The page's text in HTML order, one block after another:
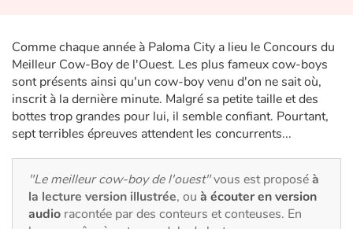
Écologie, nature, saisons
Les animaux
Voyage, épopée, enquête, aventure
Autour du monde
Apprentissage
Comme chaque année à Paloma City a lieu le Concours du
Meilleur Cow-Boy de l'Ouest. Les plus fameux cow-boys
sont présents ainsi qu'un cow-boy venu d'on ne sait où,
inscrit à la dernière minute. Malgré sa petite taille et des
bottes trop grandes pour lui, il semble confiant. Pourtant,
sept terribles épreuves attendent les concurrents...
"Le meilleur cow-boy de l'ouest"vous est proposéà
la lecture version illustrée, ou à écouter en version
audio racontée par des conteurs et conteuses. En